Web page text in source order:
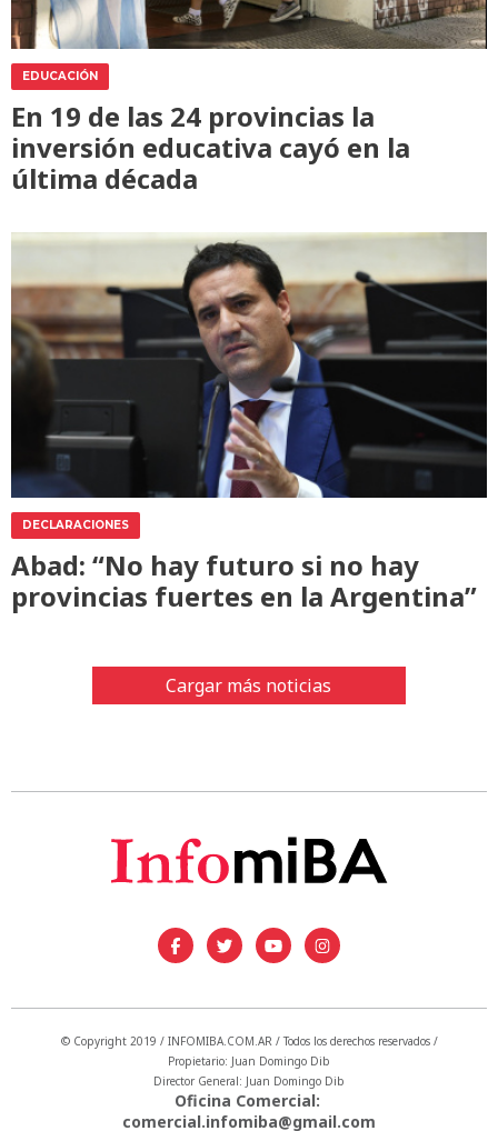
EDUCACIÓN
En 19 de las 24 provincias la
inversión educativa cayó en la
última década
DECLARACIONES
Abad: “No hay futuro si no hay
provincias fuertes en la Argentina”
Cargar más noticias
© Copyright 2019 / INFOMIBA.COM.AR / Todos los derechos reservados /
Propietario: Juan Domingo Dib
Director General: Juan Domingo Dib
Oficina Comercial:
comercial.infomiba@gmail.com